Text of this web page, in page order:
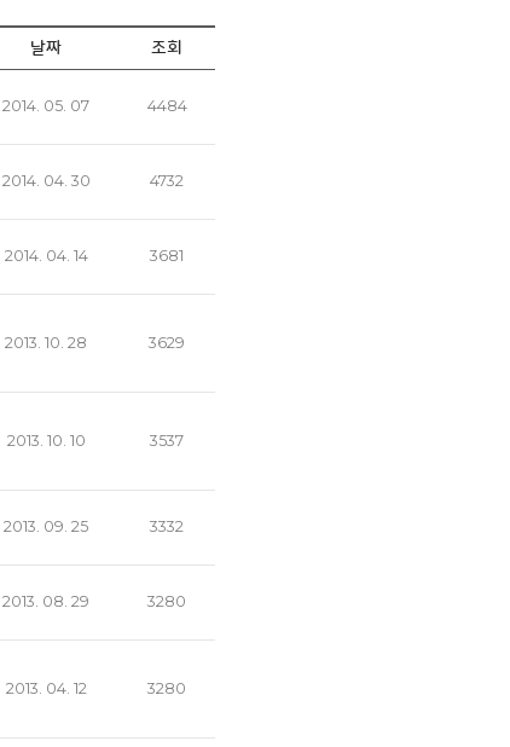
날짜 조회
2014. 05. 07 4484
2014. 04. 30 4732
2014. 04. 14 3681
2013. 10. 28 3629
2013. 10. 10 3537
2013. 09. 25 3332
2013. 08. 29 3280
2013. 04. 12 3280